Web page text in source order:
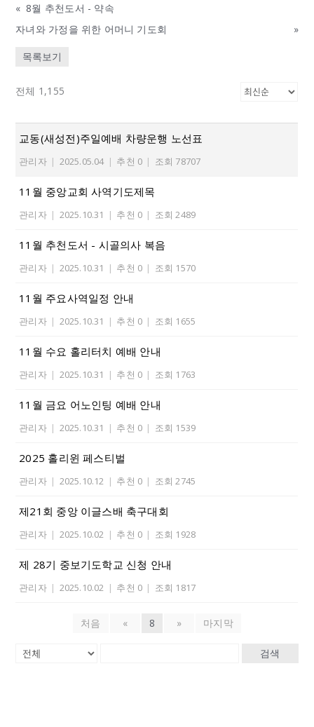
« 8월 추천도서 - 약속
자녀와 가정을 위한 어머니 기도회
»
목록보기
전체 1,155
교동(새성전)주일예배 차량운행 노선표
관리자 | 2025.05.04 | 추천 0 | 조회 78707
11월 중앙교회 사역기도제목
관리자 | 2025.10.31 | 추천 0 | 조회 2489
11월 추천도서 - 시골의사 복음
관리자 | 2025.10.31 | 추천 0 | 조회 1570
11월 주요사역일정 안내
관리자 | 2025.10.31 | 추천 0 | 조회 1655
11월 수요 홀리터치 예배 안내
관리자 | 2025.10.31 | 추천 0 | 조회 1763
11월 금요 어노인팅 예배 안내
관리자 | 2025.10.31 | 추천 0 | 조회 1539
2025 홀리윈 페스티벌
관리자 | 2025.10.12 | 추천 0 | 조회 2745
제21회 중앙 이글스배 축구대회
관리자 | 2025.10.02 | 추천 0 | 조회 1928
제 28기 중보기도학교 신청 안내
관리자 | 2025.10.02 | 추천 0 | 조회 1817
처음 « 8 » 마지막
검색